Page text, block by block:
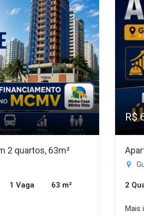
2 quartos, 63m²
1 Vaga 63 m²
R$
2
Mais